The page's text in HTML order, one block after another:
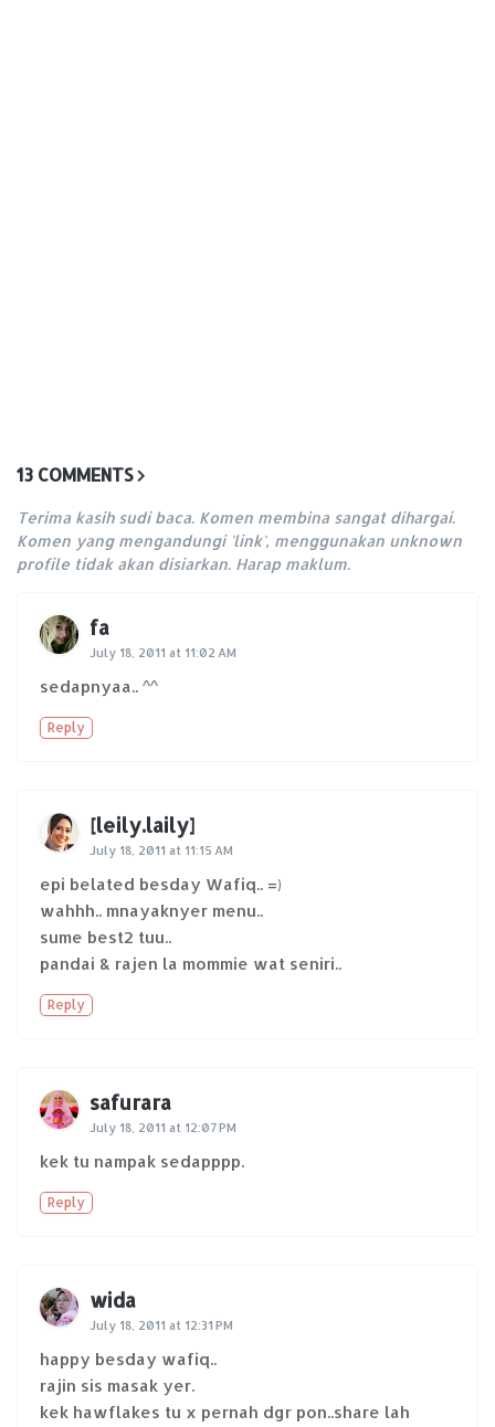
13 COMMENTS
Terima kasih sudi baca. Komen membina sangat dihargai.
Komen yang mengandungi 'link', menggunakan unknown
profile tidak akan disiarkan. Harap maklum.
fa
July 18, 2011 at 11:02 AM
sedapnyaa.. ^^
Reply
[leily.laily]
July 18, 2011 at 11:15 AM
epi belated besday Wafiq.. =)
wahhh.. mnayaknyer menu..
sume best2 tuu..
pandai & rajen la mommie wat seniri..
Reply
safurara
July 18, 2011 at 12:07 PM
kek tu nampak sedapppp.
Reply
wida
July 18, 2011 at 12:31 PM
happy besday wafiq..
rajin sis masak yer.
kek hawflakes tu x pernah dgr pon..share lah